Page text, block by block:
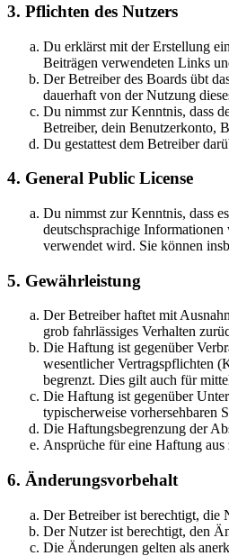
3. Pflichten des Nutzers
Du erklärst mit der Erstellung
Beiträgen verwendeten Links
Der Betreiber des Boards übt
dauerhaft von der Nutzung
Du nimmst zur Kenntnis, dass
Betreiber, dein Benutzerkonto,
Du gestattest dem Betreiber
4. General Public License
Du nimmst zur Kenntnis, dass
deutschsprachige
verwendet wird. Sie können
5. Gewährleistung
Der Betreiber haftet mit
grob fahrlässiges Verhalten
Die Haftung ist gegenüber
wesentlicher Vertragspflichten
begrenzt. Dies gilt auch für
Die Haftung ist gegenüber
typischerweise vorhersehbaren
Die Haftungsbegrenzung der
Ansprüche für eine Haftung
6. Änderungsvorbehalt
Der Betreiber ist berechtigt, die
Der Nutzer ist berechtigt, den
Die Änderungen gelten als